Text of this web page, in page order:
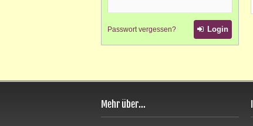
Passwort vergessen? Login
Mehr über...